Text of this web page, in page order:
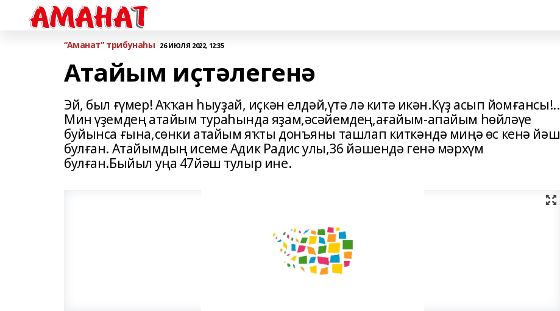
“Аманат” трибунаһы 26 ИЮЛЯ 2022, 12:35
Атайым иҫтәлегенә
Эй, был ғүмер! Аҡҡан һыуҙай, иҫкән елдәй,үтә лә китә икән.Күҙ асып йомғансы!..
Мин үҙемдең атайым тураһында яҙам,әсәйемдең,ағайым-апайым һөйләүе
буйынса ғына,сөнки атайым яҡты донъяны ташлап киткәндә миңә өс кенә йәш
булған. Атайымдың исеме Адик Радис улы,36 йәшендә генә мәрхүм
булған.Быйыл уңа 47йәш тулыр ине.